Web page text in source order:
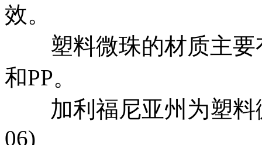
效。
塑料微珠的材质主要
和PP。
加利福尼亚州为塑料
06)